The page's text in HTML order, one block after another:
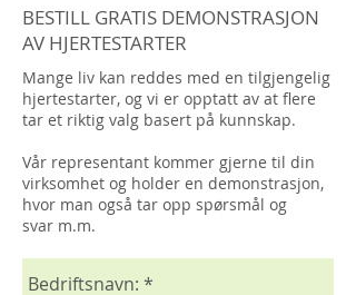
BESTILL GRATIS DEMONSTRASJON
AV HJERTESTARTER
Mange liv kan reddes med en tilgjengelig
hjertestarter, og vi er opptatt av at flere
tar et riktig valg basert på kunnskap.
Vår representant kommer gjerne til din
virksomhet og holder en demonstrasjon,
hvor man også tar opp spørsmål og
svar m.m.